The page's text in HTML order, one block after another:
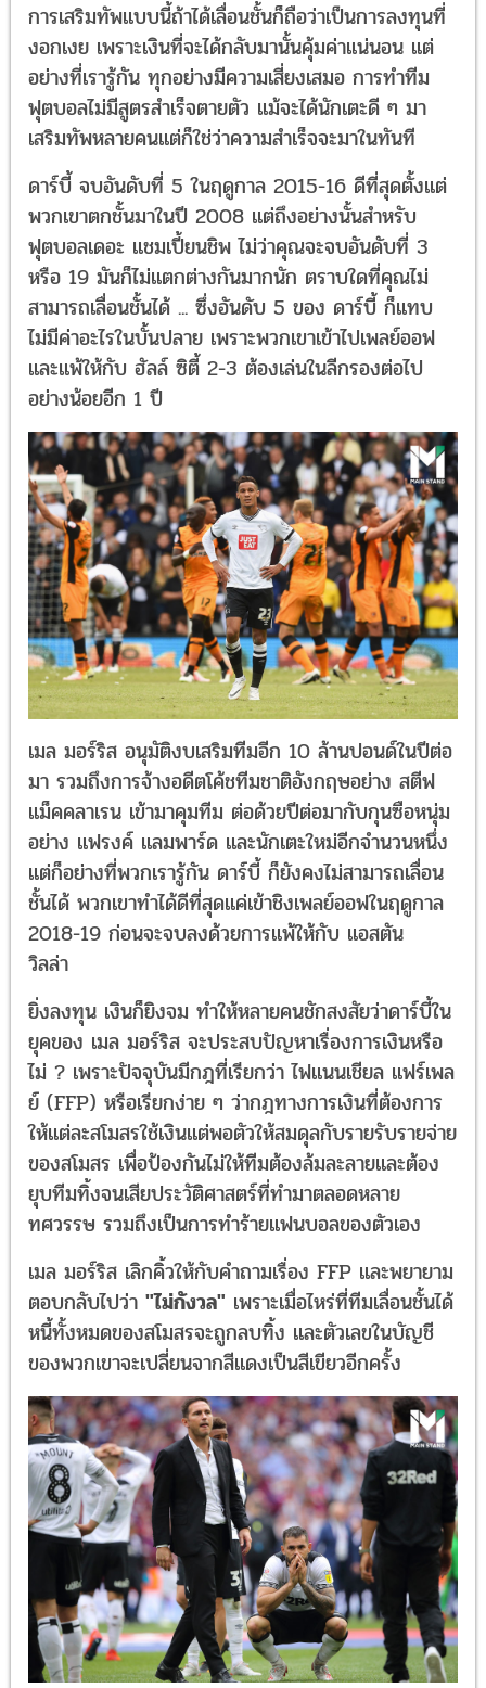
การเสริมทัพแบบนี้ถ้าได้เลื่อนชั้นก็ถือว่าเป็นการลงทุนที่
งอกเงย เพราะเงินที่จะได้กลับมานั้นคุ้มค่าแน่นอน แต่
อย่างที่เรารู้กัน ทุกอย่างมีความเสี่ยงเสมอ การทำทีม
ฟุตบอลไม่มีสูตรสำเร็จตายตัว แม้จะได้นักเตะดี ๆ มา
เสริมทัพหลายคนแต่ก็ใช่ว่าความสำเร็จจะมาในทันที
ดาร์บี้ จบอันดับที่ 5 ในฤดูกาล 2015-16 ดีที่สุดตั้งแต่
พวกเขาตกชั้นมาในปี 2008 แต่ถึงอย่างนั้นสำหรับ
ฟุตบอลเดอะ แชมเปี้ยนชิพ ไม่ว่าคุณจะจบอันดับที่ 3
หรือ 19 มันก็ไม่แตกต่างกันมากนัก ตราบใดที่คุณไม่
สามารถเลื่อนชั้นได้ ... ซึ่งอันดับ 5 ของ ดาร์บี้ ก็แทบ
ไม่มีค่าอะไรในบั้นปลาย เพราะพวกเขาเข้าไปเพลย์ออฟ
และแพ้ให้กับ ฮัลล์ ซิตี้ 2-3 ต้องเล่นในลีกรองต่อไป
อย่างน้อยอีก 1 ปี
เมล มอร์ริส อนุมัติงบเสริมทีมอีก 10 ล้านปอนด์ในปีต่อ
มา รวมถึงการจ้างอดีตโค้ชทีมชาติอังกฤษอย่าง สตีฟ
แม็คคลาเรน เข้ามาคุมทีม ต่อด้วยปีต่อมากับกุนซือหนุ่ม
อย่าง แฟรงค์ แลมพาร์ด และนักเตะใหม่อีกจำนวนหนึ่ง
แต่ก็อย่างที่พวกเรารู้กัน ดาร์บี้ ก็ยังคงไม่สามารถเลื่อน
ชั้นได้ พวกเขาทำได้ดีที่สุดแค่เข้าชิงเพลย์ออฟในฤดูกาล
2018-19 ก่อนจะจบลงด้วยการแพ้ให้กับ แอสตัน
วิลล่า
ยิ่งลงทุน เงินก็ยิงจม ทำให้หลายคนชักสงสัยว่าดาร์บี้ใน
ยุคของ เมล มอร์ริส จะประสบปัญหาเรื่องการเงินหรือ
ไม่ ? เพราะปัจจุบันมีกฎที่เรียกว่า ไฟแนนเชียล แฟร์เพล
ย์ (FFP) หรือเรียกง่าย ๆ ว่ากฎทางการเงินที่ต้องการ
ให้แต่ละสโมสรใช้เงินแต่พอตัวให้สมดุลกับรายรับรายจ่าย
ของสโมสร เพื่อป้องกันไม่ให้ทีมต้องล้มละลายและต้อง
ยุบทีมทิ้งจนเสียประวัติศาสตร์ที่ทำมาตลอดหลาย
ทศวรรษ รวมถึงเป็นการทำร้ายแฟนบอลของตัวเอง
เมล มอร์ริส เลิกคิ้วให้กับคำถามเรื่อง FFP และพยายาม
ตอบกลับไปว่า "ไม่กังวล" เพราะเมื่อไหร่ที่ทีมเลื่อนชั้นได้
หนี้ทั้งหมดของสโมสรจะถูกลบทิ้ง และตัวเลขในบัญชี
ของพวกเขาจะเปลี่ยนจากสีแดงเป็นสีเขียวอีกครั้ง